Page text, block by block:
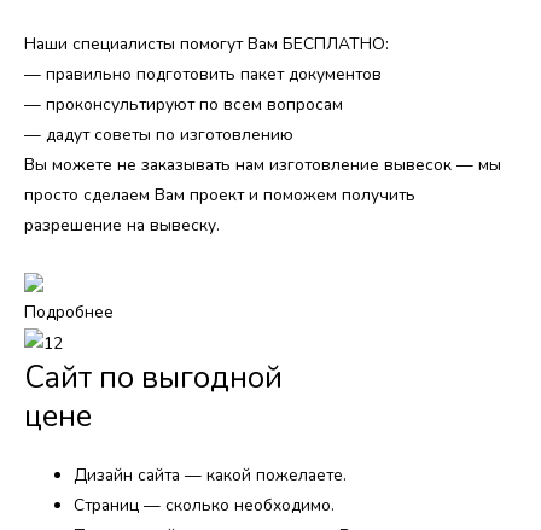
Наши специалисты помогут Вам БЕСПЛАТНО:
— правильно подготовить пакет документов
— проконсультируют по всем вопросам
— дадут советы по изготовлению
Вы можете не заказывать нам изготовление вывесок — мы
просто сделаем Вам проект и поможем получить
разрешение на вывеску.
Подробнее
Сайт по выгодной
цене
Дизайн сайта — какой пожелаете.
Страниц — сколько необходимо.